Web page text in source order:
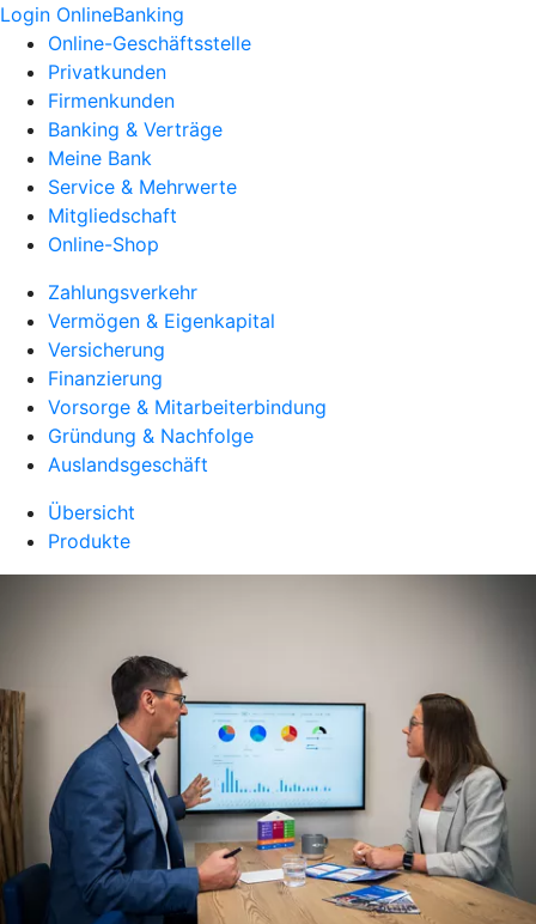
Login OnlineBanking
Online-Geschäftsstelle
Privatkunden
Firmenkunden
Banking & Verträge
Meine Bank
Service & Mehrwerte
Mitgliedschaft
Online-Shop
Zahlungsverkehr
Vermögen & Eigenkapital
Versicherung
Finanzierung
Vorsorge & Mitarbeiterbindung
Gründung & Nachfolge
Auslandsgeschäft
Übersicht
Produkte